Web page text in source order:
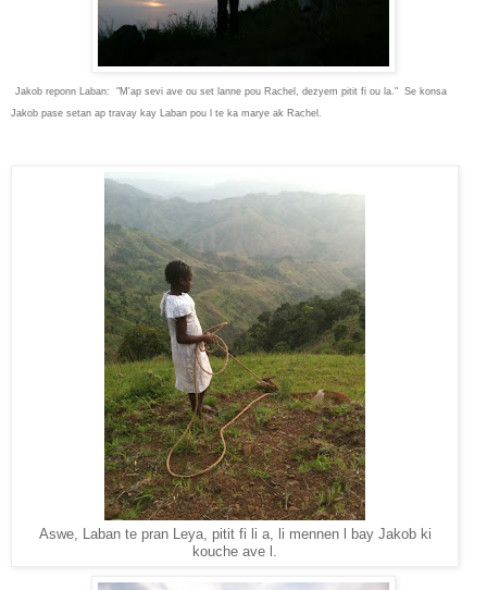
Jakob reponn Laban: "M'ap sevi ave ou set lanne pou Rachel, dezyem pitit fi ou la." Se konsa
Jakob pase setan ap travay kay Laban pou l te ka marye ak Rachel.
Aswe, Laban te pran Leya, pitit fi li a, li mennen l bay Jakob ki
kouche ave l.